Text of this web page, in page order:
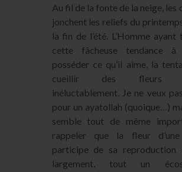
Au fil de la fonte de la neige, les
jonchent les reliefs du printemps
la fin de l’été. L’Homme ayant
cette fâcheuse tendance à
posséder ce qu’il aime, la
cueillir des fleurs
inéluctablement. Je ne veux
pour un ayatollah (quoique…)
semble tout de même
rappeler que la fleur
participe de sa reproduction
largement, tout un